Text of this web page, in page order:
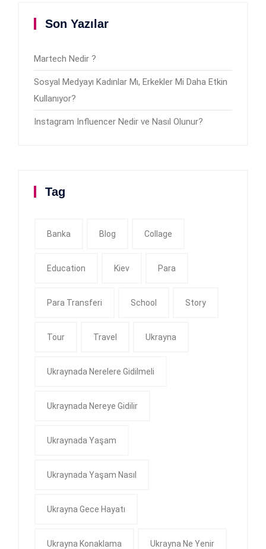
Son Yazılar
Martech Nedir ?
Sosyal Medyayı Kadınlar Mı, Erkekler Mi Daha Etkin
Kullanıyor?
Instagram Influencer Nedir ve Nasıl Olunur?
Tag
Banka Blog Collage
Education Kiev Para
Para Transferi School Story
Tour Travel Ukrayna
Ukraynada Nerelere Gidilmeli
Ukraynada Nereye Gidilir
Ukraynada Yaşam
Ukraynada Yaşam Nasıl
Ukrayna Gece Hayatı
Ukrayna Konaklama Ukrayna Ne Yenir